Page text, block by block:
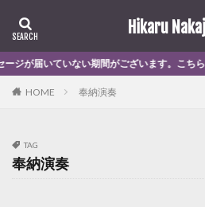
Hikaru
いない期間がございます。こちらからの
HOME 奉納演奏
TAG
奉納演奏